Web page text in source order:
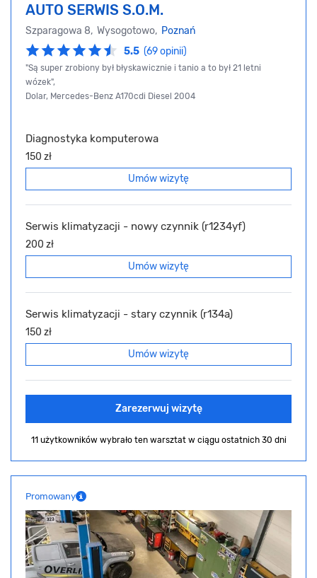
AUTO SERWIS S.O.M.
Szparagowa 8, Wysogotowo, Poznań
5.5 (69 opinii)
"Są super zrobiony był błyskawicznie i tanio a to był 21 letni
wózek",
Dolar, Mercedes-Benz A170cdi Diesel 2004
Diagnostyka komputerowa
150 zł
Umów wizytę
Serwis klimatyzacji - nowy czynnik (r1234yf)
200 zł
Umów wizytę
Serwis klimatyzacji - stary czynnik (r134a)
150 zł
Umów wizytę
Zarezerwuj wizytę
11 użytkowników wybrało ten warsztat w ciągu ostatnich 30 dni
Promowany